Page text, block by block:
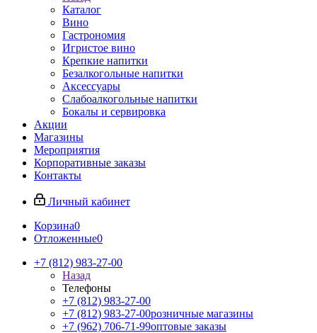
Каталог
Вино
Гастрономия
Игристое вино
Крепкие напитки
Безалкогольные напитки
Аксессуары
Слабоалкогольные напитки
Бокалы и сервировка
Акции
Магазины
Мероприятия
Корпоративные заказы
Контакты
Личный кабинет
Корзина0
Отложенные0
+7 (812) 983-27-00
Назад
Телефоны
+7 (812) 983-27-00
+7 (812) 983-27-00розничные магазины
+7 (962) 706-71-99оптовые заказы